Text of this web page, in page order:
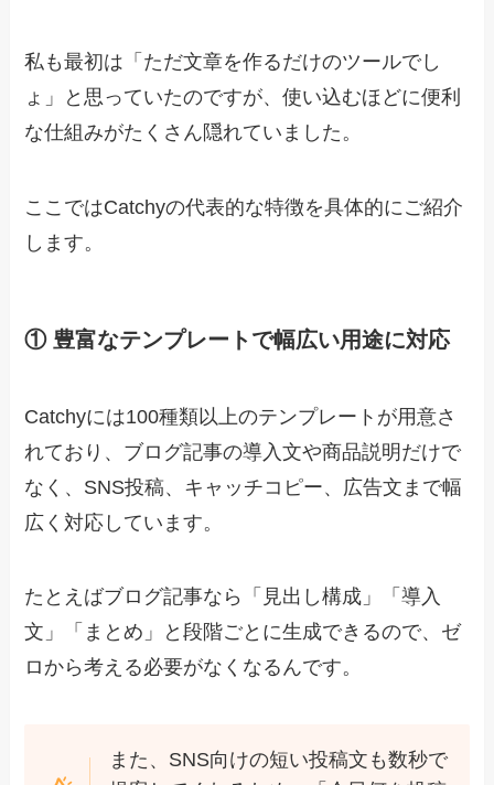
私も最初は「ただ文章を作るだけのツールでし
ょ」と思っていたのですが、使い込むほどに便利
な仕組みがたくさん隠れていました。
ここではCatchyの代表的な特徴を具体的にご紹介
します。
① 豊富なテンプレートで幅広い用途に対応
Catchyには100種類以上のテンプレートが用意さ
れており、ブログ記事の導入文や商品説明だけで
なく、SNS投稿、キャッチコピー、広告文まで幅
広く対応しています。
たとえばブログ記事なら「見出し構成」「導入
文」「まとめ」と段階ごとに生成できるので、ゼ
ロから考える必要がなくなるんです。
また、SNS向けの短い投稿文も数秒で